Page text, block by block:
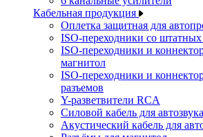
Кабельная продукция
Оплетка защитная для
ISO-переходники со штатных
ISO-переходники и
магнитол
ISO-переходники и
разъемов
Y-разветвители RCA
Силовой кабель для автозвука
Акустический кабель для